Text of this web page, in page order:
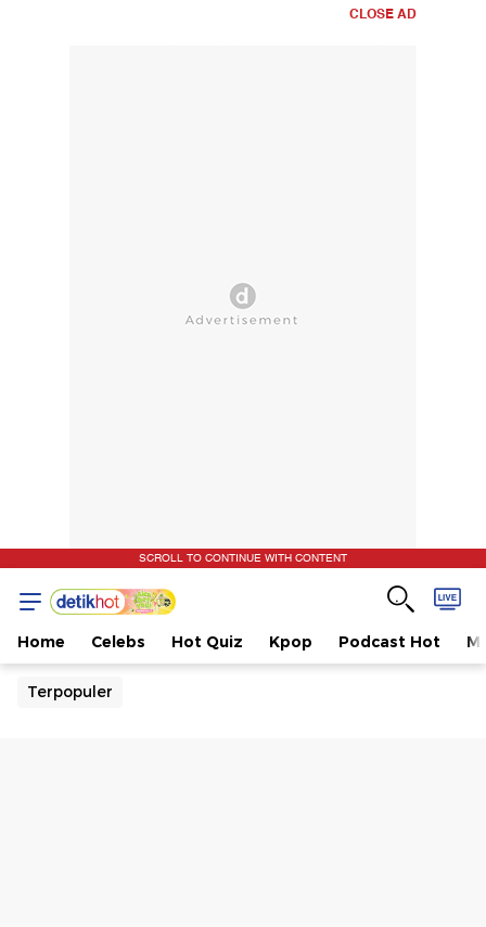
CLOSE AD
SCROLL TO CONTINUE WITH CONTENT
Home Celebs Hot Quiz Kpop Podcast Hot
Terpopuler